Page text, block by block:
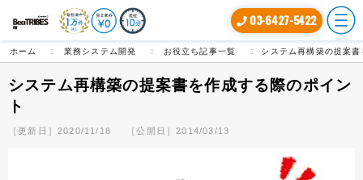
03-6427-5422
ホーム 業務システム開発 お役立ち記事一覧 システム再構築の提案
システム再構築の提案書を作成する際のポイン
ト
［更新日］2020/11/18 ［公開日］2014/03/13